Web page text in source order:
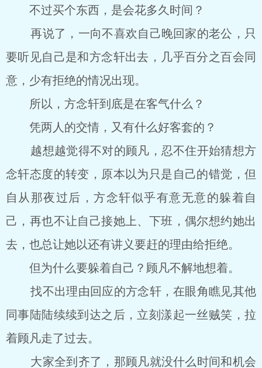
不过买个东西，是会花多久时间？
再说了，一向不喜欢自己晚回家的老公，只
要听见自己是和方念轩出去，几乎百分之百会同
意，少有拒绝的情况出现。
所以，方念轩到底是在客气什么？
凭两人的交情，又有什么好客套的？
越想越觉得不对的顾凡，忍不住开始猜想方
念轩态度的转变，原本以为只是自己的错觉，但
自从那夜过后，方念轩似乎有意无意的躲着自
己，再也不让自己接她上、下班，偶尔想约她出
去，也总让她以还有讲义要赶的理由给拒绝。
但为什么要躲着自己？顾凡不解地想着。
找不出理由回应的方念轩，在眼角瞧见其他
同事陆陆续续到达之后，立刻漾起一丝贼笑，拉
着顾凡走了过去。
大家全到齐了，那顾凡就没什么时间和机会